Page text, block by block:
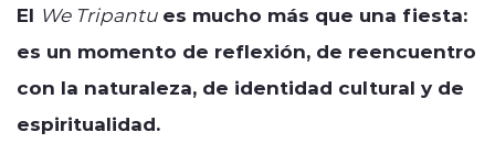
El We Tripantues mucho más que una fiesta:
es un momento de reflexión, de reencuentro
con la naturaleza, de identidad cultural y de
espiritualidad.